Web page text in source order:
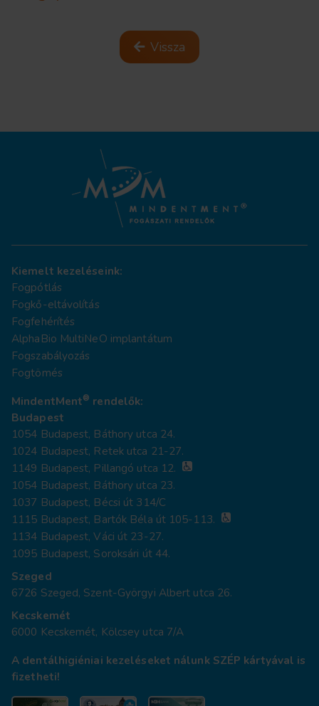
Vissza
Kiemelt kezeléseink:
Fogpótlás
Fogkő-eltávolítás
Fogfehérítés
AlphaBio MultiNeO implantátum
Fogszabályozás
Fogtömés
MindentMent® rendelők:
Budapest
1054 Budapest, Báthory utca 24.
1024 Budapest, Retek utca 21-27.
1149 Budapest, Pillangó utca 12.
1054 Budapest, Báthory utca 23.
1037 Budapest, Bécsi út 314/C
1115 Budapest, Bartók Béla út 105-113.
1134 Budapest, Váci út 23-27.
1095 Budapest, Soroksári út 44.
Szeged
6726 Szeged, Szent-Györgyi Albert utca 26.
Kecskemét
6000 Kecskemét, Kölcsey utca 7/A
A dentálhigiéniai kezeléseket nálunk SZÉP kártyával is
fizetheti!